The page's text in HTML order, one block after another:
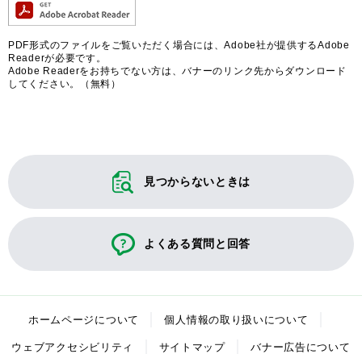
PDF形式のファイルをご覧いただく場合には、Adobe社が提供するAdobe
Readerが必要です。
Adobe Readerをお持ちでない方は、バナーのリンク先からダウンロード
してください。（無料）
見つからないときは
よくある質問と回答
ホームページについて 個人情報の取り扱いについて
ウェブアクセシビリティ サイトマップ バナー広告について